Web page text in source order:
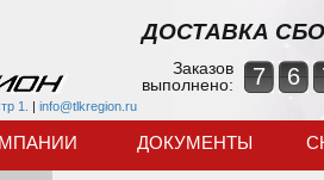
1. | info@tlkregion.ru
ДОСТАВКА
Заказов
выполнено:
7 6
ДОКУМЕНТЫ